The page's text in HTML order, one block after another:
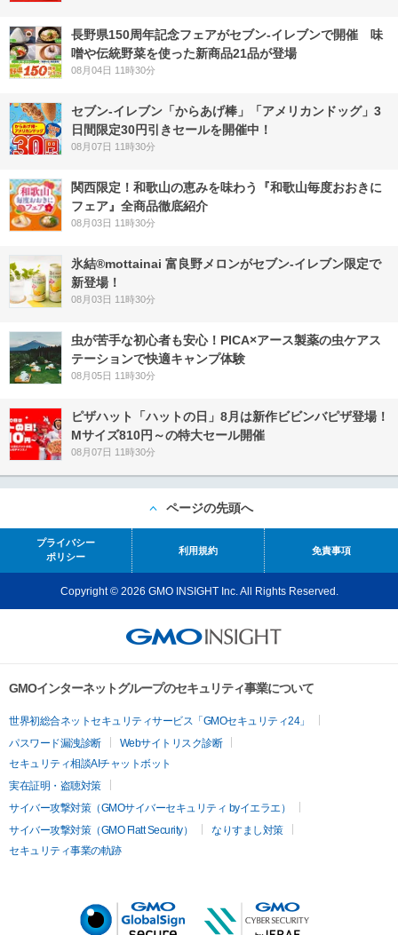
長野県150周年記念フェアがセブン-イレブンで開催 味
噌や伝統野菜を使った新商品21品が登場
08月04日 11時30分
セブン‐イレブン「からあげ棒」「アメリカンドッグ」3
日間限定30円引きセールを開催中！
08月07日 11時30分
関西限定！和歌山の恵みを味わう『和歌山毎度おおきに
フェア』全商品徹底紹介
08月03日 11時30分
氷結®mottainai 富良野メロンがセブン‐イレブン限定で
新登場！
08月03日 11時30分
虫が苦手な初心者も安心！PICA×アース製薬の虫ケアス
テーションで快適キャンプ体験
08月05日 11時30分
ピザハット「ハットの日」8月は新作ビビンバピザ登場！
Mサイズ810円～の特大セール開催
08月07日 11時30分
ページの先頭へ
プライバシー
ポリシー
利用規約 免責事項
Copyright © 2026 GMO INSIGHT Inc. All Rights Reserved.
GMOインターネットグループのセキュリティ事業について
世界初総合ネットセキュリティサービス「GMOセキュリティ24」
パスワード漏洩診断
Webサイトリスク診断
セキュリティ相談AIチャットボット
実在証明・盗聴対策
サイバー攻撃対策（GMOサイバーセキュリティ byイエラエ）
サイバー攻撃対策（GMO Flatt Security）
なりすまし対策
セキュリティ事業の軌跡